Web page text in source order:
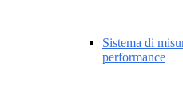
Sistema di
performance